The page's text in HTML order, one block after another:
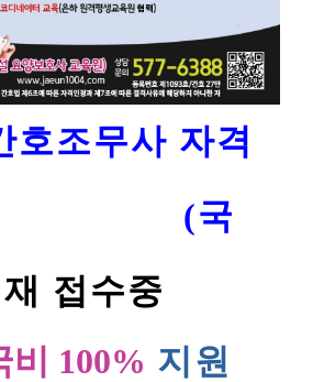
호조무사 자격
접수중
비 100% 지원